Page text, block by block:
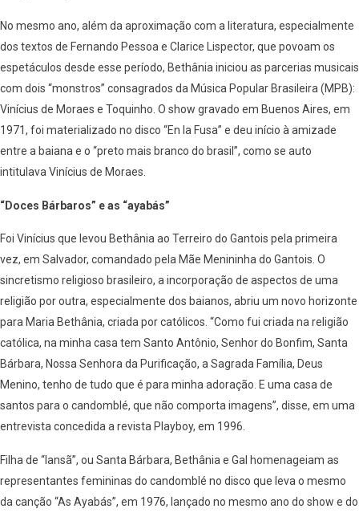
No mesmo ano, além da aproximação com a literatura, especialmente
dos textos de Fernando Pessoa e Clarice Lispector, que povoam os
espetáculos desde esse período, Bethânia iniciou as parcerias musicais
com dois “monstros” consagrados da Música Popular Brasileira (MPB):
Vinícius de Moraes e Toquinho. O show gravado em Buenos Aires, em
1971, foi materializado no disco “En la Fusa” e deu início à amizade
entre a baiana e o “preto mais branco do brasil”, como se auto
intitulava Vinícius de Moraes.
“Doces Bárbaros” e as “ayabás”
Foi Vinícius que levou Bethânia ao Terreiro do Gantois pela primeira
vez, em Salvador, comandado pela Mãe Menininha do Gantois. O
sincretismo religioso brasileiro, a incorporação de aspectos de uma
religião por outra, especialmente dos baianos, abriu um novo horizonte
para Maria Bethânia, criada por católicos. “Como fui criada na religião
católica, na minha casa tem Santo Antônio, Senhor do Bonfim, Santa
Bárbara, Nossa Senhora da Purificação, a Sagrada Família, Deus
Menino, tenho de tudo que é para minha adoração. E uma casa de
santos para o candomblé, que não comporta imagens”, disse, em uma
entrevista concedida a revista Playboy, em 1996.
Filha de “Iansã”, ou Santa Bárbara, Bethânia e Gal homenageiam as
representantes femininas do candomblé no disco que leva o mesmo
da canção “As Ayabás”, em 1976, lançado no mesmo ano do show e do